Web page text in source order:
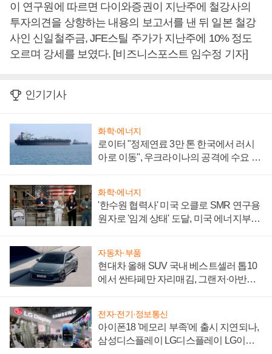
이 연구원에 따르면 다이와증권이 지난주에 철강사의
투자의견을 상향하는 내용의 보고서를 낸 뒤 일본 철강
사인 신일철주금, JFE스틸 주가가 지난주에 10% 정도
오르며 강세를 보였다. [비즈니스포스트 임수정 기자]
인기기사
화학·에너지
로이터 "정제연료 3만 톤 한국에서 러시
아로 이동", 우크라이나의 공격에 수요 늘
화학·에너지
'한수원 협력사' 미국 오클로 SMR 연구용
원자로 '임계 상태' 도달, 미국 에너지부
자동차·부품
현대차 올해 SUV 국내 베스트셀러 톱10
에서 싼타페만 자리매김, 그랜저·아반떼
전자·전기·정보통신
아이폰18 '메모리 부족'에 출시 지연되나,
삼성디스플레이 LG디스플레이 LG이노